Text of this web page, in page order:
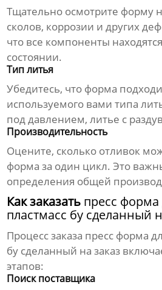
Тщательно осмотрите форму
сколов, коррозии и других
что все компоненты
состоянии.
Тип литья
Убедитесь, что форма
используемого вами типа
под давлением, литье с
Производительность
Оцените, сколько отливок
форма за один цикл. Это
определения общей
Как заказать пресс форма
пластмасс бу сделанный
Процесс заказа пресс форма
бу сделанный на заказ
этапов:
Поиск поставщика